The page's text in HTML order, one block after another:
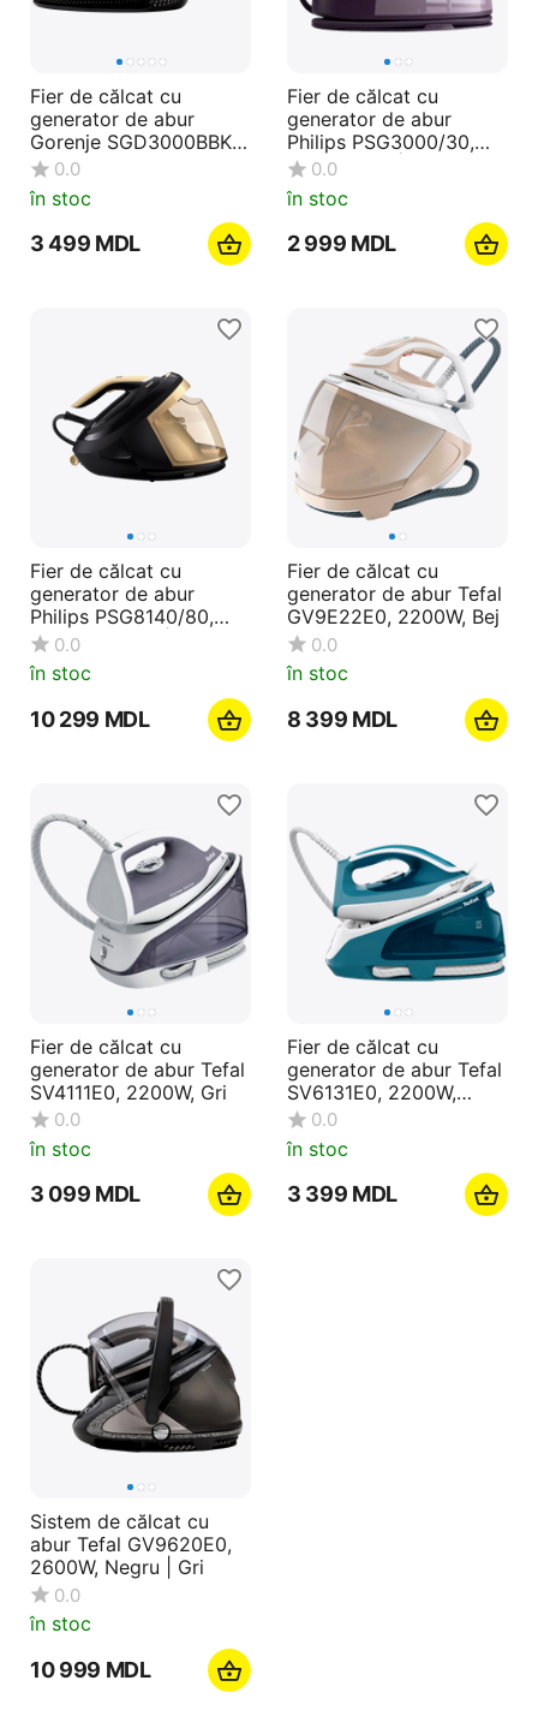
Fier de călcat cu
generator de abur
Gorenje SGD3000BBK,
3000W, Albastru
0.0
în stoc
3 499 MDL
Fier de călcat cu
generator de abur
Philips PSG3000/30,
2400W, Alb | Violet
0.0
în stoc
2 999 MDL
Fier de călcat cu
generator de abur
Philips PSG8140/80,
2700W, Negru | Auriu
0.0
în stoc
10 299 MDL
Fier de călcat cu
generator de abur Tefal
GV9E22E0, 2200W, Bej
0.0
în stoc
8 399 MDL
Fier de călcat cu
generator de abur Tefal
SV4111E0, 2200W, Gri
0.0
în stoc
3 099 MDL
Fier de călcat cu
generator de abur Tefal
SV6131E0, 2200W,
Albastru deschis
0.0
în stoc
3 399 MDL
Sistem de călcat cu
abur Tefal GV9620E0,
2600W, Negru | Gri
0.0
în stoc
10 999 MDL